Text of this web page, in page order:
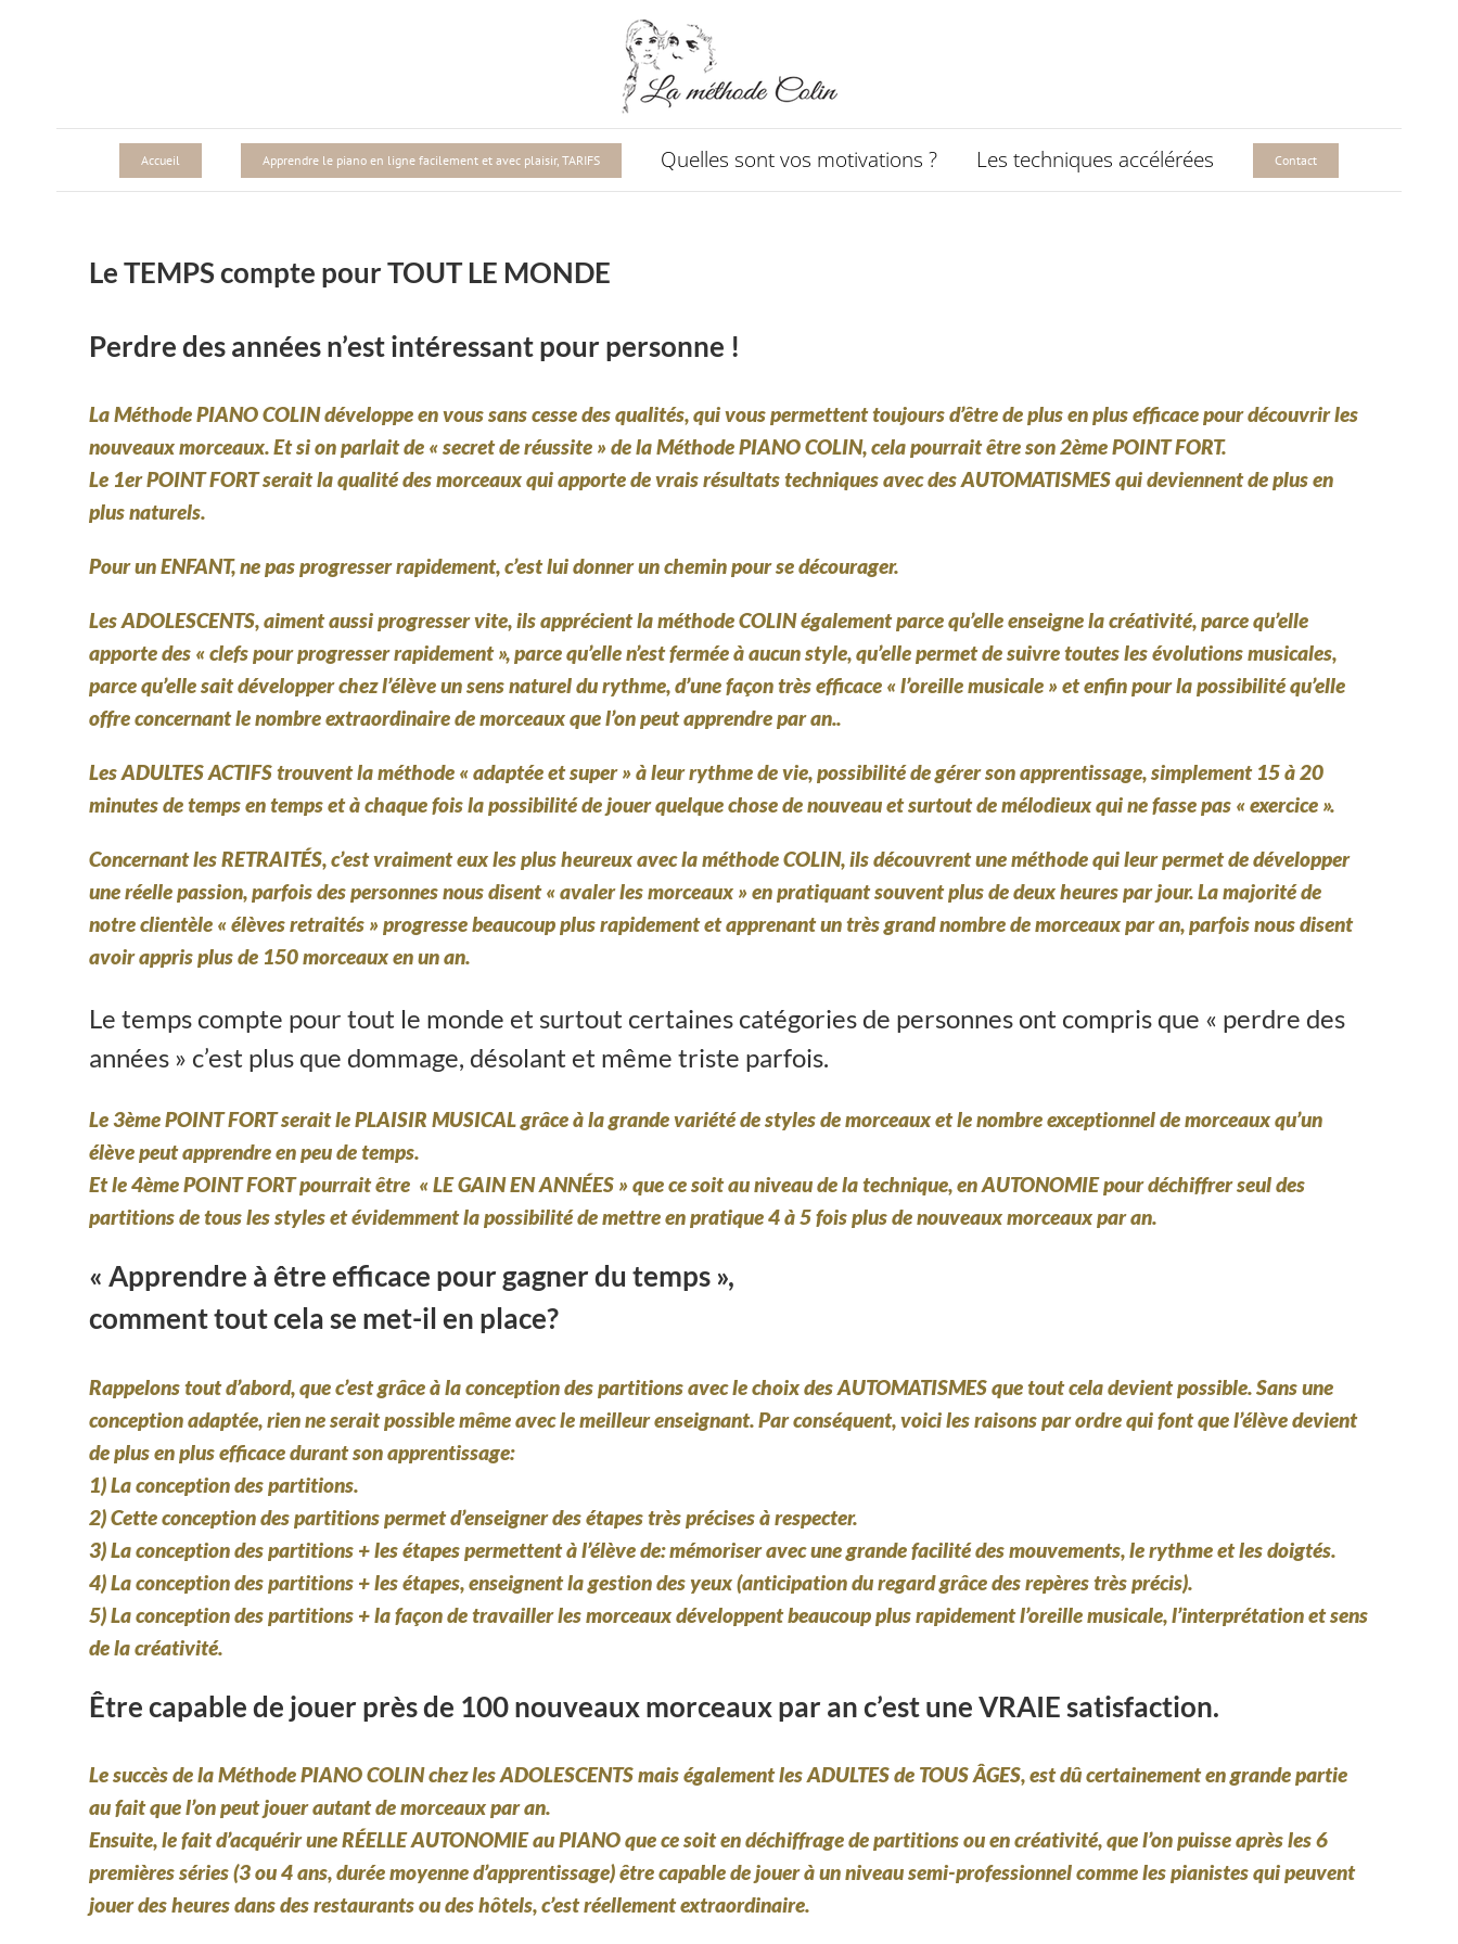
Accueil Apprendre le piano en ligne facilement et avec plaisir, TARIFS Quelles sont vos motivations ? Les techniques accélérées Contact
Le TEMPS compte pour TOUT LE MONDE
Perdre des années n’est intéressant pour personne !
La Méthode PIANO COLINdéveloppe en vous sans cesse des qualités, qui vous permettent toujours d’être de plus en plus efficace pour découvrir les
nouveaux morceaux. Et si on parlait de « secret de réussite » de laMéthode PIANO COLIN, cela pourrait être son 2ème POINT FORT.
Le 1er POINT FORTserait la qualité des morceaux qui apporte de vrais résultats techniques avec desAUTOMATISMESqui deviennent de plus en
plus naturels.
Pour un ENFANT,ne pas progresser rapidement, c’est lui donner un chemin pour se décourager.
Les ADOLESCENTS,aiment aussi progresser vite, ils apprécient la méthode COLIN également parce qu’elle enseigne la créativité, parce qu’elle
apporte des « clefs pour progresser rapidement », parce qu’elle n’est fermée à aucun style, qu’elle permet de suivre toutes les évolutions musicales,
parce qu’elle sait développer chez l’élève un sens naturel du rythme, d’une façon très efficace « l’oreille musicale » et enfin pour la possibilité qu’elle
offre concernant le nombre extraordinaire de morceaux que l’on peut apprendre par an..
Les ADULTES ACTIFStrouvent la méthode « adaptée et super » à leur rythme de vie, possibilité de gérer son apprentissage, simplement 15 à 20
minutes de temps en temps et à chaque fois la possibilité de jouer quelque chose de nouveau et surtout de mélodieux qui ne fasse pas « exercice ».
Concernant les RETRAITÉS,c’est vraiment eux les plus heureux avec la méthode COLIN, ils découvrent une méthode qui leur permet de développer
une réelle passion, parfois des personnes nous disent « avaler les morceaux » en pratiquant souvent plus de deux heures par jour. La majorité de
notre clientèle « élèves retraités » progresse beaucoup plus rapidement et apprenant un très grand nombre de morceaux par an, parfois nous disent
avoir appris plus de 150 morceaux en un an.
Le temps compte pour tout le monde et surtout certaines catégories de personnes ont compris que « perdre des
années » c’est plus que dommage, désolant et même triste parfois.
Le 3ème POINT FORTserait lePLAISIR MUSICALgrâce à la grande variété de styles de morceaux et le nombre exceptionnel de morceaux qu’un
élève peut apprendre en peu de temps.
Et le 4ème POINT FORTpourrait être « LE GAIN EN ANNÉES »que ce soit au niveau de la technique, enAUTONOMIEpour déchiffrer seul des
partitions de tous les styles et évidemment la possibilité de mettre en pratique 4 à 5 fois plus de nouveaux morceaux par an.
« Apprendre à être efficace pour gagner du temps »,
comment tout cela se met-il en place?
Rappelons tout d’abord, que c’est grâce à la conception des partitions avec le choix des AUTOMATISMES que tout cela devient possible. Sans une
conception adaptée, rien ne serait possible même avec le meilleur enseignant. Par conséquent, voici les raisons par ordre qui font que l’élève devient
de plus en plus efficace durant son apprentissage:
1) La conception des partitions.
2) Cette conception des partitions permet d’enseigner des étapes très précises à respecter.
3) La conception des partitions + les étapes permettent à l’élève de: mémoriser avec une grande facilité des mouvements, le rythme et les doigtés.
4) La conception des partitions + les étapes, enseignent la gestion des yeux (anticipation du regard grâce des repères très précis).
5) La conception des partitions + la façon de travailler les morceaux développent beaucoup plus rapidement l’oreille musicale, l’interprétation et sens
de la créativité.
Être capable de jouer près de 100 nouveaux morceaux par an c’est une VRAIE satisfaction.
Le succès de laMéthode PIANO COLINchez lesADOLESCENTSmais également lesADULTES de TOUS ÂGES, est dû certainement en grande partie
au fait que l’on peut jouer autant de morceaux par an.
Ensuite, le fait d’acquérir uneRÉELLE AUTONOMIE au PIANOque ce soit en déchiffrage de partitions ou en créativité, que l’on puisse après les 6
premières séries (3 ou 4 ans, durée moyenne d’apprentissage) être capable de jouer à un niveau semi-professionnel comme les pianistes qui peuvent
jouer des heures dans des restaurants ou des hôtels, c’est réellement extraordinaire.